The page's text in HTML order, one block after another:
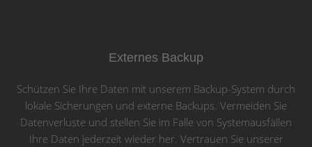
Externes Backup
Schützen Sie Ihre Daten mit unserem Backup-System durch
lokale Sicherungen und externe Backups. Vermeiden Sie
Datenverluste und stellen Sie im Falle von Systemausfällen
Ihre Daten jederzeit wieder her. Vertrauen Sie unserer